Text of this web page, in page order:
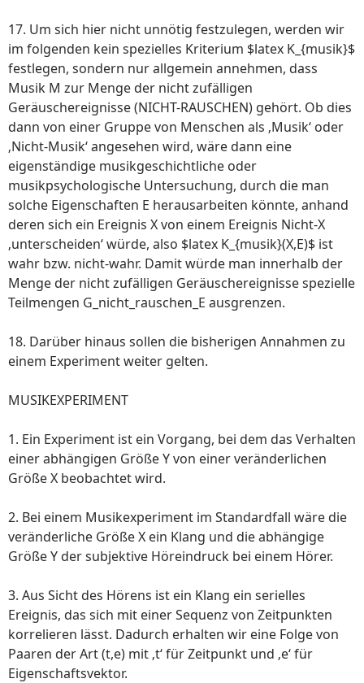
17. Um sich hier nicht unnötig festzulegen, werden wir
im folgenden kein spezielles Kriterium $latex K_{musik}$
festlegen, sondern nur allgemein annehmen, dass
Musik M zur Menge der nicht zufälligen
Geräuschereignisse (NICHT-RAUSCHEN) gehört. Ob dies
dann von einer Gruppe von Menschen als ‚Musik‘ oder
‚Nicht-Musik‘ angesehen wird, wäre dann eine
eigenständige musikgeschichtliche oder
musikpsychologische Untersuchung, durch die man
solche Eigenschaften E herausarbeiten könnte, anhand
deren sich ein Ereignis X von einem Ereignis Nicht-X
‚unterscheiden‘ würde, also $latex K_{musik}(X,E)$ ist
wahr bzw. nicht-wahr. Damit würde man innerhalb der
Menge der nicht zufälligen Geräuschereignisse spezielle
Teilmengen G_nicht_rauschen_E ausgrenzen.
18. Darüber hinaus sollen die bisherigen Annahmen zu
einem Experiment weiter gelten.
MUSIKEXPERIMENT
1. Ein Experiment ist ein Vorgang, bei dem das Verhalten
einer abhängigen Größe Y von einer veränderlichen
Größe X beobachtet wird.
2. Bei einem Musikexperiment im Standardfall wäre die
veränderliche Größe X ein Klang und die abhängige
Größe Y der subjektive Höreindruck bei einem Hörer.
3. Aus Sicht des Hörens ist ein Klang ein serielles
Ereignis, das sich mit einer Sequenz von Zeitpunkten
korrelieren lässt. Dadurch erhalten wir eine Folge von
Paaren der Art (t,e) mit ‚t‘ für Zeitpunkt und ‚e‘ für
Eigenschaftsvektor.